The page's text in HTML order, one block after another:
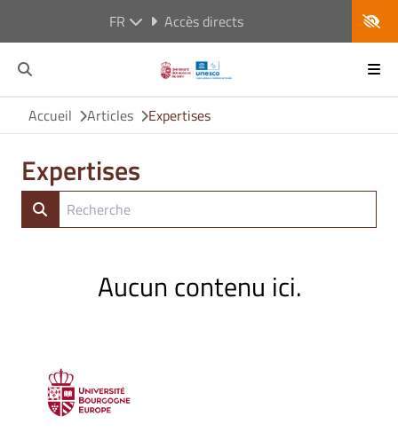
FR Accès directs
Accueil Articles Expertises
Expertises
Aucun contenu ici.